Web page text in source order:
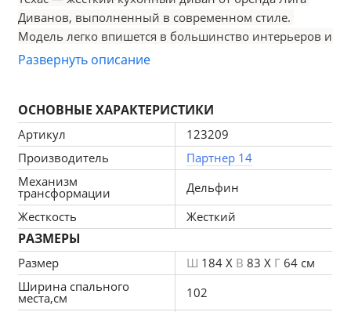
Диванов, выполненный в современном стиле.
Модель легко впишется в большинство интерьеров и
не будет перегружать обстановку. Лаконичный, но
минималистичную атмосферу.
Материалы и выбор цвета
Изделие создают из древесных материалов — плит
ЛДСП. Сиденье и спинку наполняют
пенополиуретаном — эластичной пеной, которая
подстраивается под фигуру и создает комфорт при
использовании дивана. Ножки состоят из пластика.
Для изготовления обивки доступно несколько
вариантов тканей и большое количество расцветок
Развернуть описание
ОСНОВНЫЕ ХАРАКТЕРИСТИКИ
Артикул
123209
Производитель
Партнер 14
Механизм
трансформации
Дельфин
Жесткость
Жесткий
РАЗМЕРЫ
Размер Ш 184 X В 83 X Г 64 см
Ширина спального
места,см
102